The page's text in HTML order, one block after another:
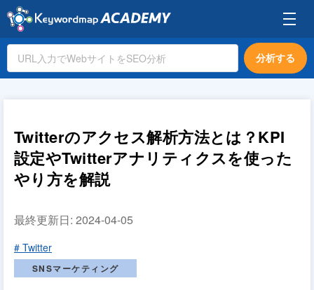
分析する
Twitterのアクセス解析方法とは？KPI
設定やTwitterアナリティクスを使った
やり方を解説
最終更新日: 2024-04-05
# Twitter
SNSマーケティング